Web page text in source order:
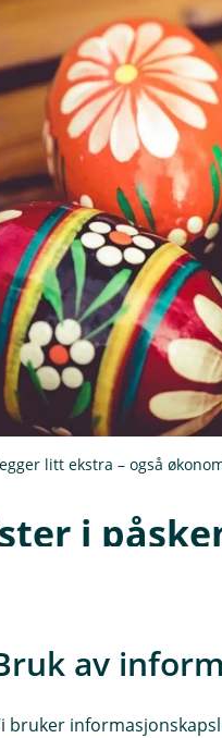
litt ekstra – også
i
sende
om.
av
bruker